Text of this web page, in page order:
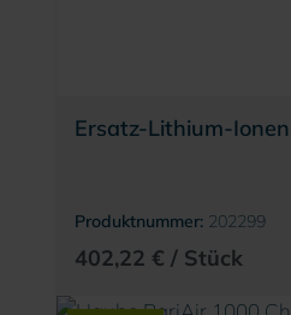
Ersatz-Lithium-
Produktnummer: 202299
402,22 € / Stück